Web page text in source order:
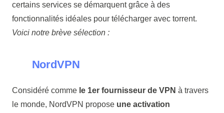
certains services se démarquent grâce à des
fonctionnalités idéales pour télécharger avec torrent.
Voici notre brève sélection :
NordVPN
Considéré comme le 1er fournisseur de VPN à travers
le monde, NordVPN propose une activation